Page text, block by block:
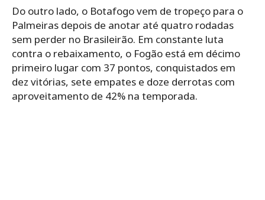
Do outro lado, o Botafogo vem de tropeço para o
Palmeiras depois de anotar até quatro rodadas
sem perder no Brasileirão. Em constante luta
contra o rebaixamento, o Fogão está em décimo
primeiro lugar com 37 pontos, conquistados em
dez vitórias, sete empates e doze derrotas com
aproveitamento de 42% na temporada.